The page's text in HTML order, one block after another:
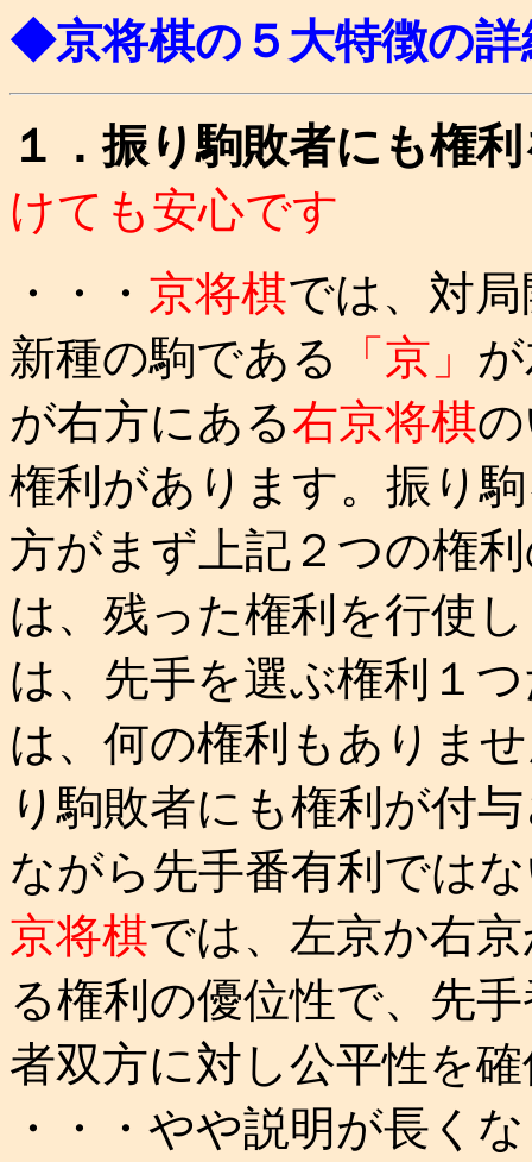
◆京将棋の５大特徴の詳
１．振り駒敗者にも権
けても安心です
・・・ 京将棋では、対
新種の駒である
「京」
が右方にある右京将棋
権利があります。振り
方がまず上記２つの権
は、残った権利を行使
は、先手を選ぶ権利１
は、何の権利もありま
り駒敗者にも権利が付
ながら先手番有利では
京将棋では、左京か右
る権利の優位性で、先
者双方に対し公平性を
・・・やや説明が長く